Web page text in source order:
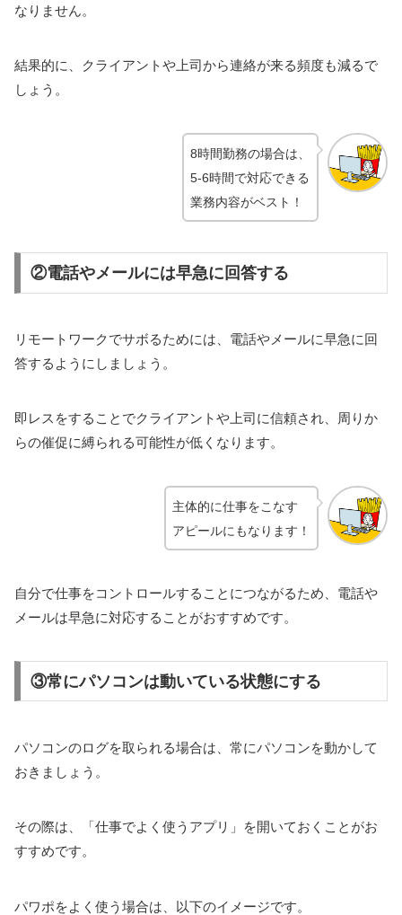
なりません。
結果的に、クライアントや上司から連絡が来る頻度も減るで
しょう。
8時間勤務の場合は、
5-6時間で対応できる
業務内容がベスト！
②電話やメールには早急に回答する
リモートワークでサボるためには、電話やメールに早急に回
答するようにしましょう。
即レスをすることでクライアントや上司に信頼され、周りか
らの催促に縛られる可能性が低くなります。
主体的に仕事をこなす
アピールにもなります！
自分で仕事をコントロールすることにつながるため、電話や
メールは早急に対応することがおすすめです。
③常にパソコンは動いている状態にする
パソコンのログを取られる場合は、常にパソコンを動かして
おきましょう。
その際は、「仕事でよく使うアプリ」を開いておくことがお
すすめです。
パワポをよく使う場合は、以下のイメージです。